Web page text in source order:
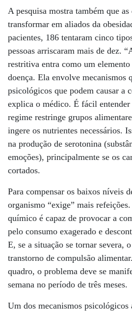
A pesquisa mostra também que as
transformar em aliados da
pacientes, 186 tentaram cinco
pessoas arriscaram mais de dez.
restritiva entra como um
doença. Ela envolve mecanismos
psicológicos que podem causar a
explica o médico. É fácil
regime restringe grupos
ingere os nutrientes necessários.
na produção de serotonina
emoções), principalmente se os
cortados.
Para compensar os baixos níveis
organismo “exige” mais
químico é capaz de provocar a
pelo consumo exagerado e
E, se a situação se tornar severa,
transtorno de compulsão
quadro, o problema deve se
semana no período de três meses.
Um dos mecanismos psicológicos